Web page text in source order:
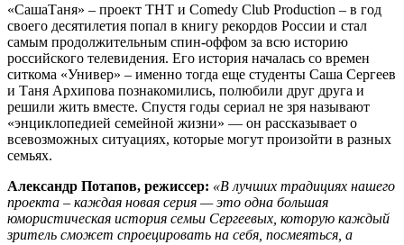
«СашаТаня» – проект ТНТ и Comedy Club Production – в год
своего десятилетия попал в книгу рекордов России и стал
самым продолжительным спин-оффом за всю историю
российского телевидения. Его история началась со времен
ситкома «Универ» – именно тогда еще студенты Саша Сергеев
и Таня Архипова познакомились, полюбили друг друга и
решили жить вместе. Спустя годы сериал не зря называют
«энциклопедией семейной жизни» — он рассказывает о
всевозможных ситуациях, которые могут произойти в разных
семьях.
Александр Потапов, режиссер: «В лучших традициях нашего
проекта – каждая новая серия — это одна большая
юмористическая история семьи Сергеевых, которую каждый
зритель сможет спроецировать на себя, посмеяться, а